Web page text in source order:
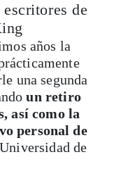
de
años la
una segunda
un retiro
así como la
personal de
de